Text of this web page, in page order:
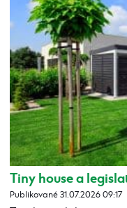
Tiny house a
Publikované 31.07.2026 09:17